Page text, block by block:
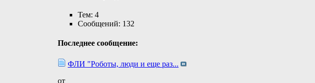
Тем: 4
Сообщений: 132
Последнее сообщение:
ФЛИ "Роботы, люди и еще раз...
от